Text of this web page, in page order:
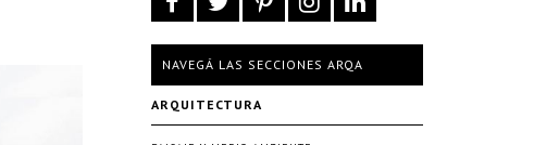
NAVEGÁ LAS SECCIONES ARQA
ARQUITECTURA